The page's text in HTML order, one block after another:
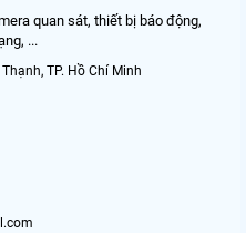
quan sát, thiết bị báo động,
...
TP. Hồ Chí Minh